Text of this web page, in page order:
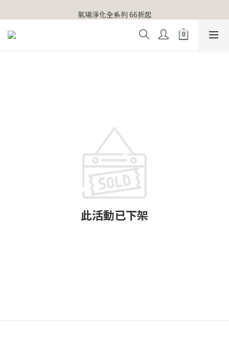
【官網獨家】首次消費 不限金額 即送 香遇熊超人行李吊牌
氣場淨化全系列 66折起
【官網獨家】首次消費 不限金額 即送 香遇熊超人行李吊牌
此活動已下架